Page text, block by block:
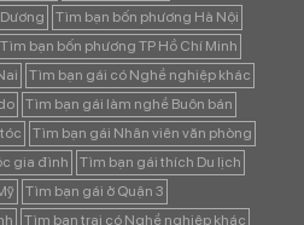
Tìm bạn bốn phương Hà Nội
Tìm bạn bốn phương TP Hồ Chí Minh
Tìm bạn gái có Nghề nghiệp khác
Tìm bạn gái làm nghề Buôn bán
Tìm bạn gái Nhân viên văn phòng
gia đình
Tìm bạn gái thích Du lịch
Tìm bạn gái ở Quận 3
Tìm bạn trai có Nghề nghiệp khác